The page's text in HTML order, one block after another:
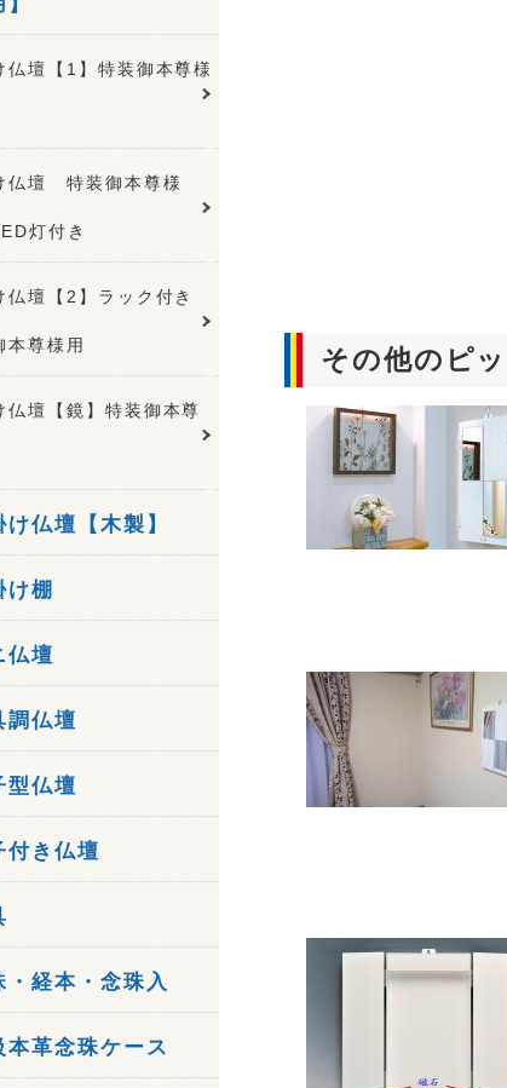
その他のピ
仏壇【1】特装御本尊様
仏壇 特装御本尊様
灯付き
仏壇【2】ラック付き
本尊様用
仏壇【鏡】特装御本尊
け仏壇【木製】
け棚
仏壇
調仏壇
型仏壇
付き仏壇
・経本・念珠入
本革念珠ケース